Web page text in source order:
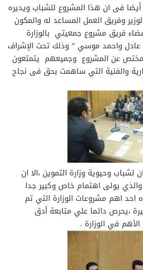
فى ان هذا المشروع للشباب ويديره
وفريق العمل المساعد له والمكون
واعضاء فريق مشروع جمعيتي بالوزارة
واحمد موسي ” وذلك تحت الإشراف
المختص عن المشروع وجميعهم يتمتعون
والفنية التي ساهمت بحق فى نجاح
لشباب وحيوية وزارة التموين ،الا ان
يولى اهتمام خاص وكبير جدا
احد اهم مشروعات الوزارة التي تم
،يحرص دائما علي متابعة أدق
في الوزارة .